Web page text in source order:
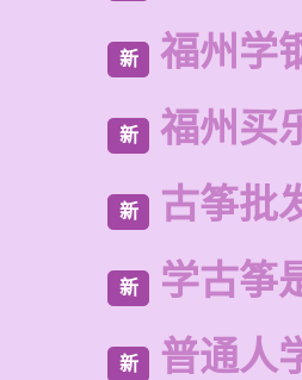
新 福州学
新 福州买
新 古筝批
新 学古筝
新 普通人